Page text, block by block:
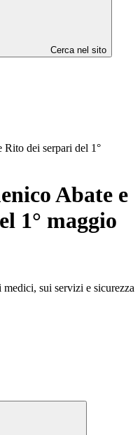
Cerca nel sito
Rito dei serpari del 1°
Abate e
1° maggio
sui servizi e sicurezza